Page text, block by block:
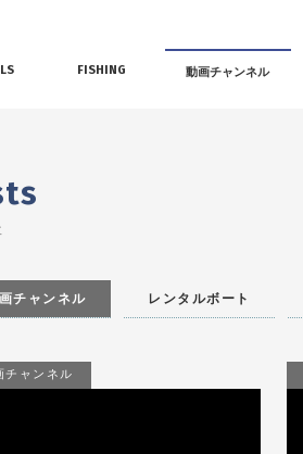
FISHING 動画チャンネル
チャンネル レンタルボート
チャンネル